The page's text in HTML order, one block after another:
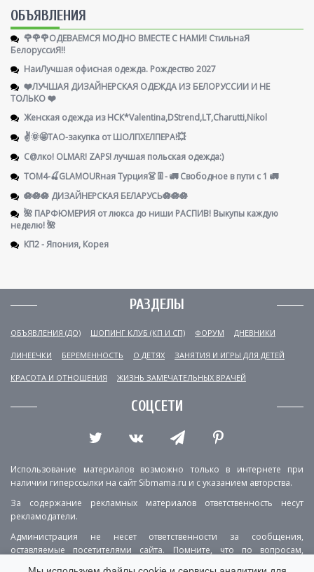
ОБЪЯВЛЕНИЯ
🌹🌹🌹ОДЕВАЕМСЯ МОДНО ВМЕСТЕ С НАМИ! СтильнаЯ
БелоруссиЯ‼
НаиЛучшая офисная одежда. Рождество 2027
❤️ЛУЧШАЯ ДИЗАЙНЕРСКАЯ ОДЕЖДА ИЗ БЕЛОРУССИИ И НЕ
ТОЛЬКО ❤️
Женская одежда из НСК*Valentina,DStrend,LT,Charutti,Nikol
✌️🌞🤩ТАО-закупка от ШОЛПХЕЛПЕРА!💥
С@лко! OLMAR! ZAPS! лучшая польская одежда:)
ТОМ4-🍒GLAMOURная Турция👗👖- 🚛 Свободное в пути с 1 🚛
🪷🪷🪷 ДИЗАЙНЕРСКАЯ БЕЛАРУСЬ🪷🪷🪷
🌺 ПАРФЮМЕРИЯ от люкса до ниши РАСПИВ! Выкупы каждую
неделю! 🌺
КП2 - Япония, Корея
РАЗДЕЛЫ
ОБЪЯВЛЕНИЯ (ДО) ШОПИНГ КЛУБ (КП И СП) ФОРУМ ДНЕВНИКИ
ЛИНЕЕЧКИ БЕРЕМЕННОСТЬ О ДЕТЯХ ЗАНЯТИЯ И ИГРЫ ДЛЯ ДЕТЕЙ
КРАСОТА И ОТНОШЕНИЯ ЖИЗНЬ ЗАМЕЧАТЕЛЬНЫХ ВРАЧЕЙ
СОЦСЕТИ
Использование материалов возможно только в интернете при
наличии гиперссылки на сайт Sibmama.ru и с указанием авторства.
За содержание рекламных материалов ответственность несут
рекламодатели.
Администрация не несет ответственности за сообщения,
оставляемые посетителями сайта. Помните, что по вопросам,